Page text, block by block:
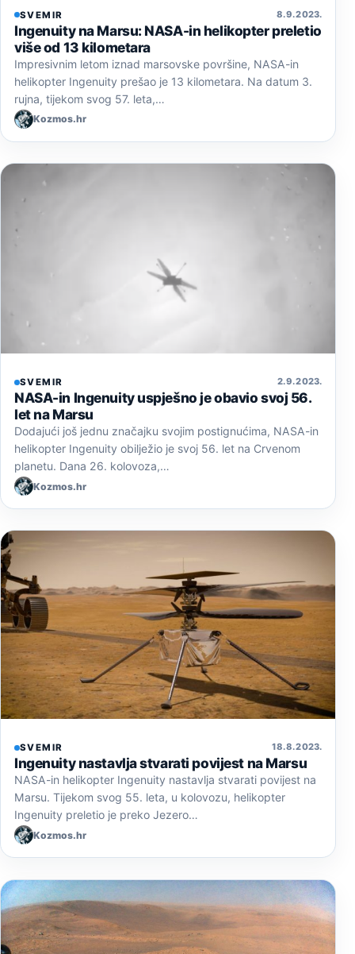
SVEMIR 8. 9. 2023.
Ingenuity na Marsu: NASA-in helikopter preletio
više od 13 kilometara
Impresivnim letom iznad marsovske površine, NASA-in
helikopter Ingenuity prešao je 13 kilometara. Na datum 3.
rujna, tijekom svog 57. leta,…
Kozmos.hr
SVEMIR 2. 9. 2023.
NASA-in Ingenuity uspješno je obavio svoj 56.
let na Marsu
Dodajući još jednu značajku svojim postignućima, NASA-in
helikopter Ingenuity obilježio je svoj 56. let na Crvenom
planetu. Dana 26. kolovoza,…
Kozmos.hr
SVEMIR 18. 8. 2023.
Ingenuity nastavlja stvarati povijest na Marsu
NASA-in helikopter Ingenuity nastavlja stvarati povijest na
Marsu. Tijekom svog 55. leta, u kolovozu, helikopter
Ingenuity preletio je preko Jezero…
Kozmos.hr